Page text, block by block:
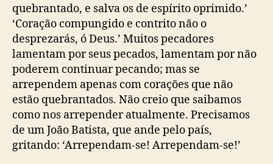
quebrantado, e salva os de espírito oprimido.’
‘Coração compungido e contrito não o
desprezarás, ó Deus.’ Muitos pecadores
lamentam por seus pecados, lamentam por não
poderem continuar pecando; mas se
arrependem apenas com corações que não
estão quebrantados. Não creio que saibamos
como nos arrepender atualmente. Precisamos
de um João Batista, que ande pelo país,
gritando: ‘Arrependam-se! Arrependam-se!’